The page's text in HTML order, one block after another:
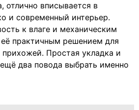
отлично вписывается в
и современный интерьер.
к влаге и механическим
её практичным решением для
прихожей. Простая укладка и
два повода выбрать именно